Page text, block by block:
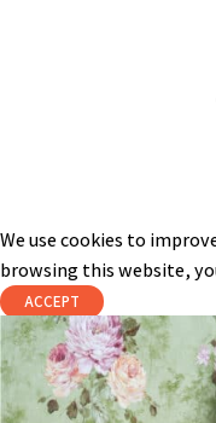
We use cookies to
browsing this website,
ACCEPT